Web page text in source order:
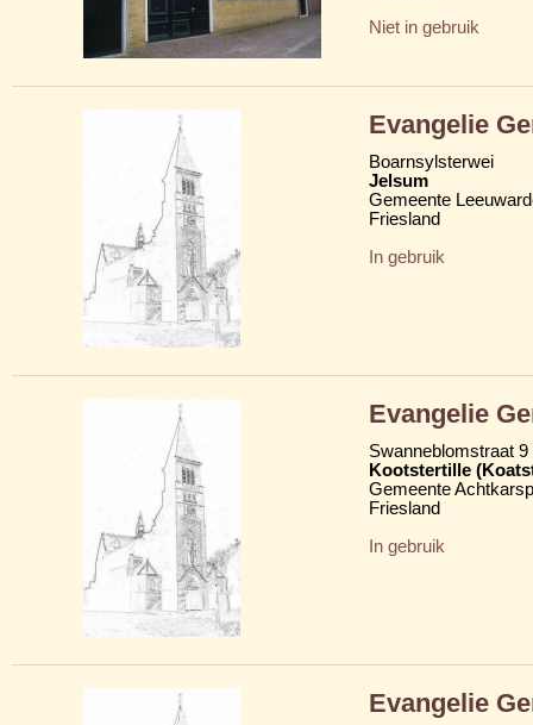
Niet in gebruik
Evangelie
Boarnsylsterwei
Jelsum
Gemeente
Friesland
In gebruik
Evangelie
Swanneblomstraat 9
Kootstertille
Gemeente
Friesland
In gebruik
Evangelie